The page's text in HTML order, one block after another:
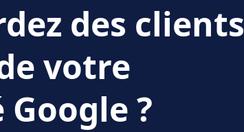
des clients
votre
?